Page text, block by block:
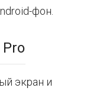
фон.
Pro
экран и